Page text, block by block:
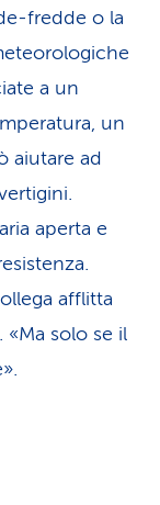
fredde o la
a un
un
aiutare ad
aperta e
afflitta
«Ma solo se il